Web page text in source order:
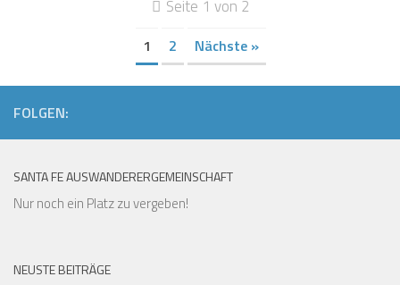
Seite 1 von 2
1 2 Nächste »
FOLGEN:
SANTA FE AUSWANDERERGEMEINSCHAFT
Nur noch ein Platz zu vergeben!
NEUSTE BEITRÄGE